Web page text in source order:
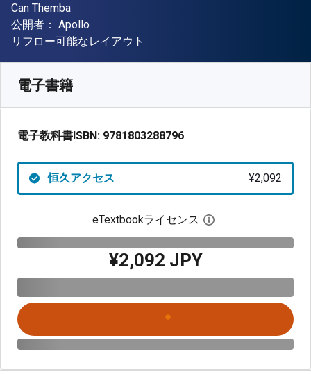
著者
Can Themba
出版社
公開者： Apollo
形式
リフロー可能なレイアウト
電子書籍
電子教科書ISBN: 9781803288796
恒久アクセス ¥2,092
eTextbookライセンス デジタルライセン
¥2,092 JPY